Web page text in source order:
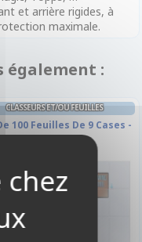
et arrière rigides, à
maximale.
également :
CLASSEURS ET/OU FEUILLES
100 Feuilles De 9 Cases -
Silver Series